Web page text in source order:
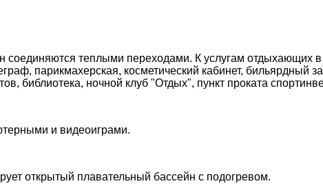
соединяются теплыми переходами. К услугам отдыхающих
парикмахерская, косметический кабинет, бильярдный
библиотека, ночной клуб "Отдых", пункт проката
и видеоиграми.
открытый плавательный бассейн с подогревом.